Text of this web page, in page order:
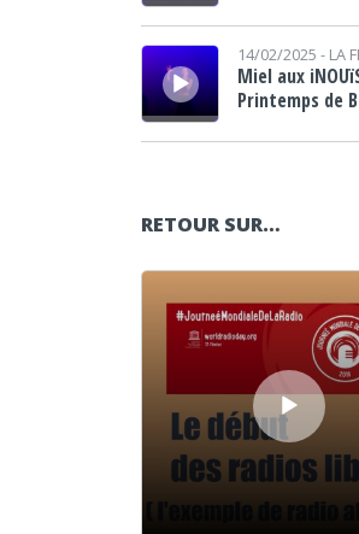
Lecteur audio 14/02/2025 - LA
Miel aux
Printemps de
RETOUR SUR…
Lecteur audio